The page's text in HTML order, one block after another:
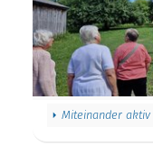
Miteinander aktiv